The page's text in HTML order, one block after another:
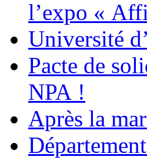
l’expo «
Université
Pacte de
NPA !
Après la